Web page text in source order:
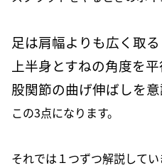
足は肩幅よりも広く取る
上半身とすねの角度を
股関節の曲げ伸ばしを
この3点になります。
それでは１つずつ解説してい